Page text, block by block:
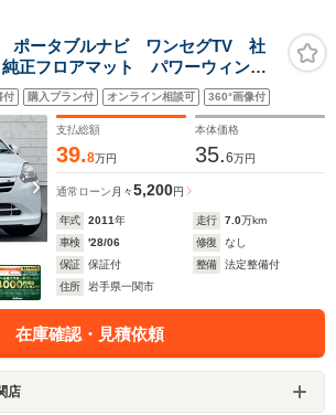
ポータブルナビ ワンセグTV 社
正フロアマット パワーウィンド
グ ABS 横滑り防止装置
付 購入プラン付 オンライン相談可 360°画像付
支払総額
39.8万円
本体価格
35.6万円
通常ローン 月々5,200円
年式 2011年 走行 7.0万km
車検
'28/06 修復
なし
保証
保証付 整備
法定整備付
住所
岩手県一関市
在庫確認・見積依頼
店